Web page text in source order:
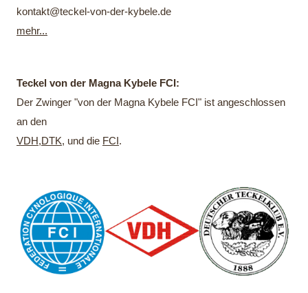
kontakt@teckel-von-der-kybele.de
mehr...
Teckel von der Magna Kybele FCI:
Der Zwinger "von der Magna Kybele FCI" ist angeschlossen
an den
VDH,DTK, und die FCI.